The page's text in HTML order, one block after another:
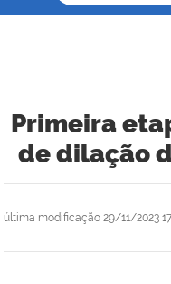
Primeira
de dilação
última modificação 29/11/2023